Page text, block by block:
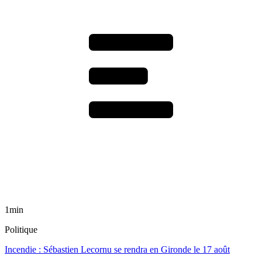
1min
Politique
Incendie : Sébastien Lecornu se rendra en Gironde le 17 août